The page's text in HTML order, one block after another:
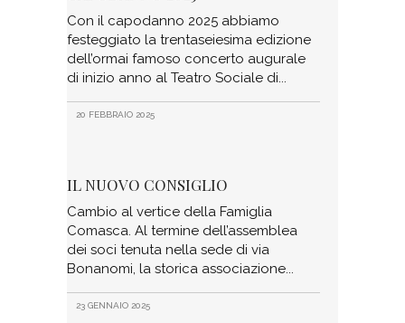
Con il capodanno 2025 abbiamo
festeggiato la trentaseiesima edizione
dell’ormai famoso concerto augurale
di inizio anno al Teatro Sociale di
20 FEBBRAIO 2025
IL NUOVO CONSIGLIO
Cambio al vertice della Famiglia
Comasca. Al termine dell’assemblea
dei soci tenuta nella sede di via
Bonanomi, la storica associazione
23 GENNAIO 2025